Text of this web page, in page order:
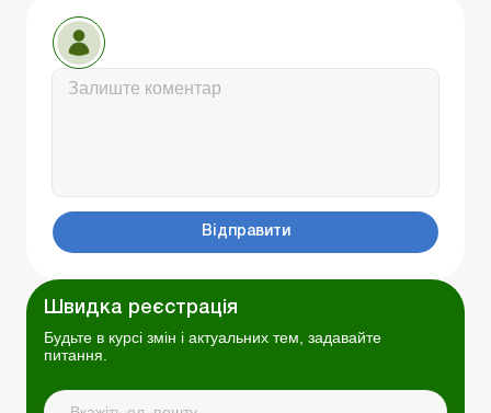
Відправити
Швидка реєстрація
Будьте в курсі змін і актуальних тем, задавайте
питання.